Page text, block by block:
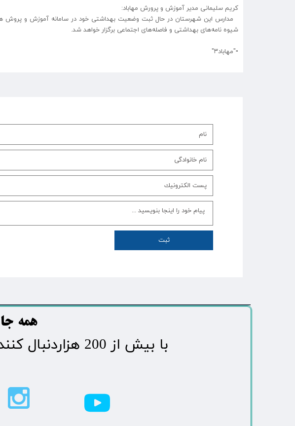
کریم سلیمانی مدیر آموزش و پرورش مهاباد:
مدارس این شهرستان در حال ثبت وضعیت بهداشتی خود در سامانه آموزش و پروش
شیوه نامه‌های بهداشتی و فاصله‌های اجتماعی برگزار خواهد شد.
ثبت
​​​همه
​با بیش از 200 هزاردنبال کننده محبوب ترین رسانه مردمی شهر مهاباد​​​​​​​​​​​​​​